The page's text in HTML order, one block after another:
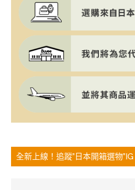
全新上線！追蹤”日本開箱選物